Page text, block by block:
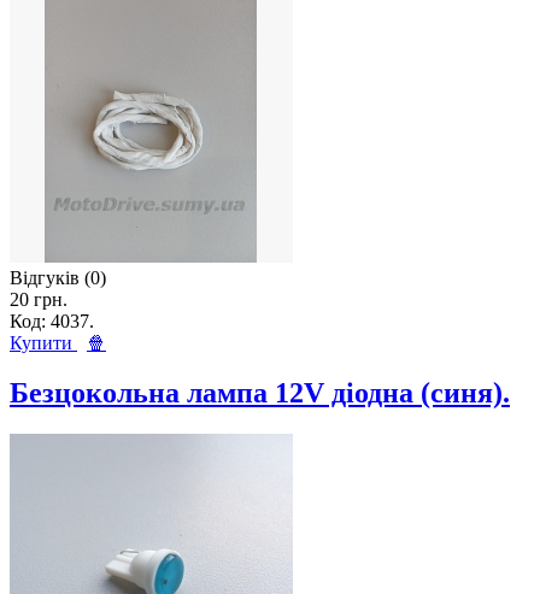
Відгуків (0)
20 грн.
Код: 4037.
Купити
🍿
Безцокольна лампа 12V діодна (синя).